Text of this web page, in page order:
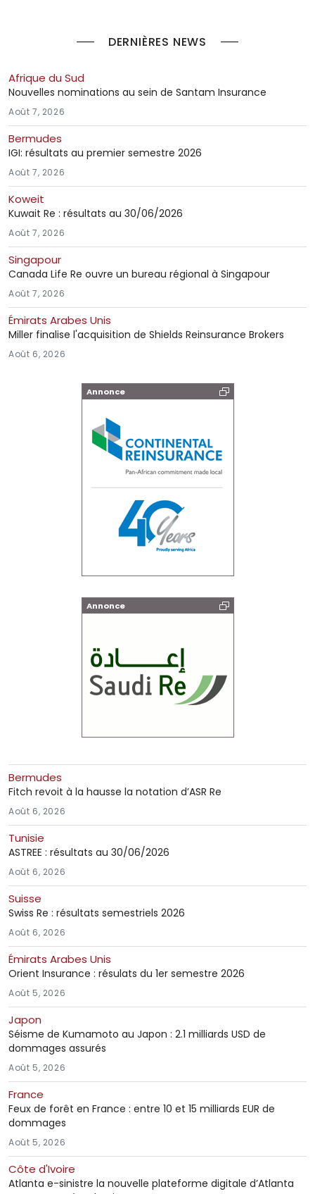
DERNIÈRES NEWS
Afrique du Sud
Nouvelles nominations au sein de Santam Insurance
Août 7, 2026
Bermudes
IGI: résultats au premier semestre 2026
Août 7, 2026
Koweit
Kuwait Re : résultats au 30/06/2026
Août 7, 2026
Singapour
Canada Life Re ouvre un bureau régional à Singapour
Août 7, 2026
Émirats Arabes Unis
Miller finalise l'acquisition de Shields Reinsurance Brokers
Août 6, 2026
Annonce
Annonce
Bermudes
Fitch revoit à la hausse la notation d’ASR Re
Août 6, 2026
Tunisie
ASTREE : résultats au 30/06/2026
Août 6, 2026
Suisse
Swiss Re : résultats semestriels 2026
Août 6, 2026
Émirats Arabes Unis
Orient Insurance : résulats du 1er semestre 2026
Août 5, 2026
Japon
Séisme de Kumamoto au Japon : 2.1 milliards USD de
dommages assurés
Août 5, 2026
France
Feux de forêt en France : entre 10 et 15 milliards EUR de
dommages
Août 5, 2026
Côte d'Ivoire
Atlanta e-sinistre la nouvelle plateforme digitale d’Atlanta